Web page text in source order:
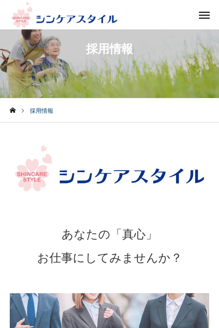
採用情報
採用情報
あなたの「真心」
お仕事にしてみませんか？
フリー
ダイヤル
お問い合わせ 資料請求
見学お申込み
ホーム
施設一覧
採用情報
会社情報